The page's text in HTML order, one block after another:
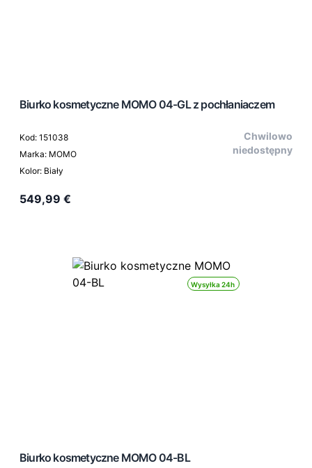
Biurko kosmetyczne MOMO 04-GL z pochłaniaczem
Kod: 151038
Marka: MOMO
Kolor: Biały
Chwilowo
niedostępny
549,99 €
Wysyłka 24h
Biurko kosmetyczne MOMO 04-BL